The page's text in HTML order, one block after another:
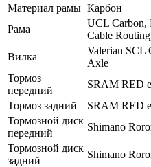
Материал рамы Карбон
Рама
UCL Carbon,
Cable
Вилка
Valerian SCL
Axle
Тормоз
передний
SRAM RED
Тормоз задний
SRAM RED
Тормозной диск
передний
Shimano
Тормозной диск
задний
Shimano